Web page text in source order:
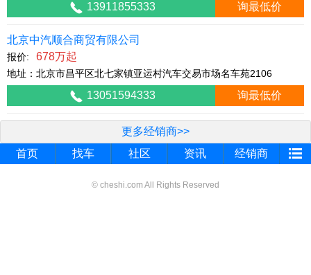
13911855333 询最低价
北京中汽顺合商贸有限公司
报价: 678万起
地址：北京市昌平区北七家镇亚运村汽车交易市场名车苑2106
13051594333 询最低价
更多经销商>>
首页
找车 社区 资讯 经销商
© cheshi.com All Rights Reserved